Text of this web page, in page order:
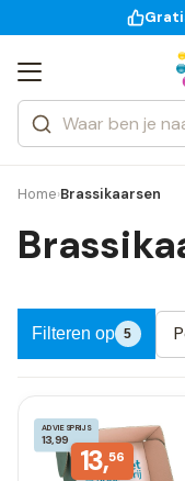
Zoeken
Categorieën
Merken
Home›Brassikaarsen
Filteren op 5
ADVIESPRIJS
13,99
13,56